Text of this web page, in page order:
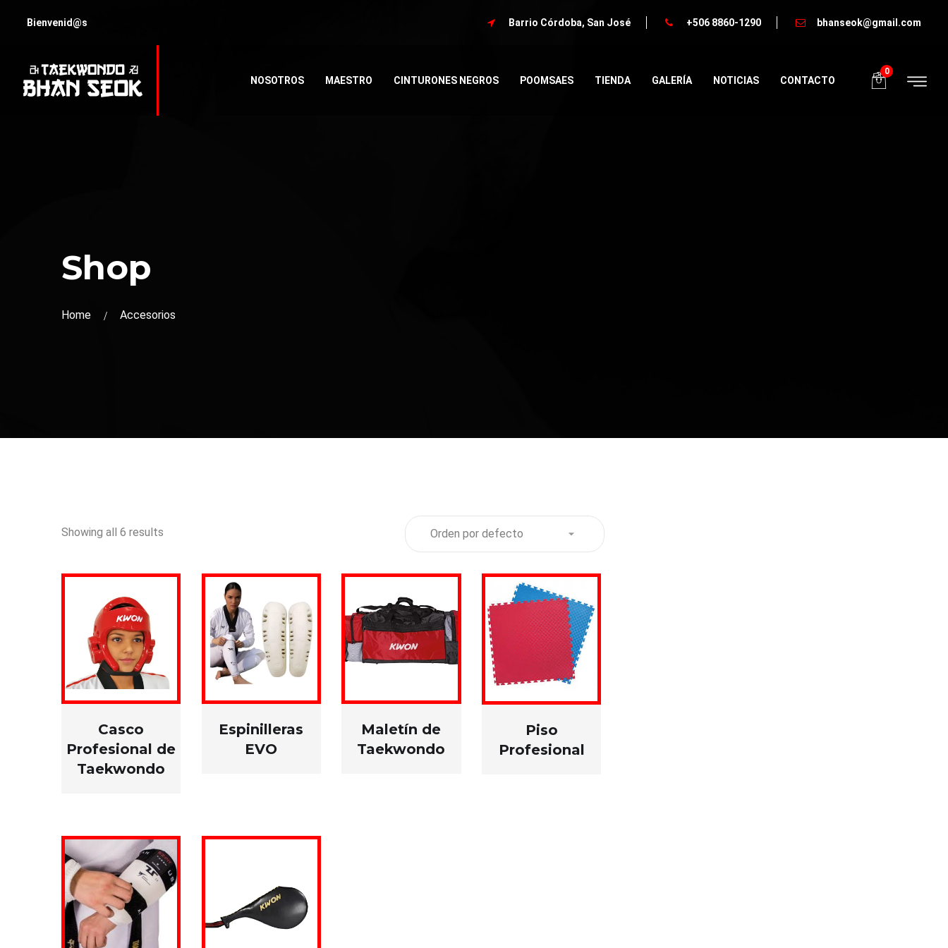
Bienvenid@s Barrio Córdoba, San José +506 8860-1290 bhanseok@gmail.com
NOSOTROS MAESTRO CINTURONES NEGROS POOMSAES TIENDA GALERÍA NOTICIAS CONTACTO
0
Shop
Home Accesorios
Showing all 6 results
Casco
Profesional de
Taekwondo
Espinilleras
EVO
Maletín de
Taekwondo
Piso
Profesional